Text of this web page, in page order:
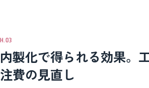
内製化で得られる効果。
注費の見直し